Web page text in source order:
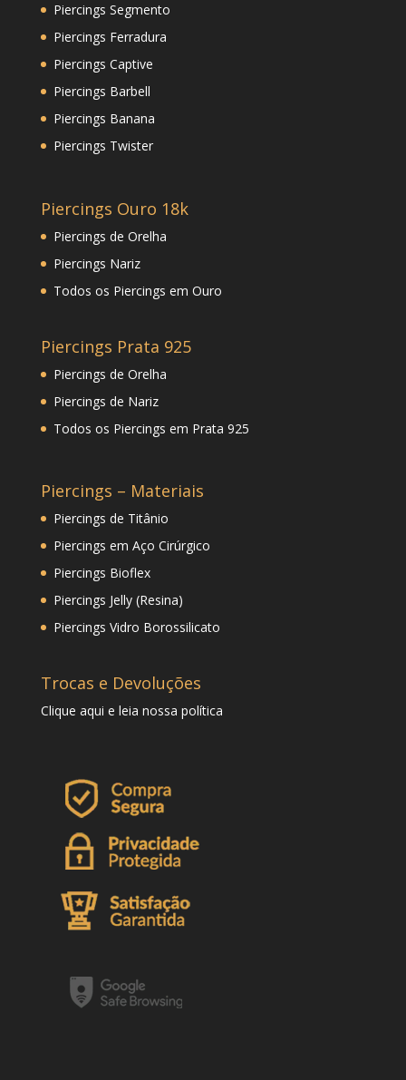
Piercings Segmento
Piercings Ferradura
Piercings Captive
Piercings Barbell
Piercings Banana
Piercings Twister
Piercings Ouro 18k
Piercings de Orelha
Piercings Nariz
Todos os Piercings em Ouro
Piercings Prata 925
Piercings de Orelha
Piercings de Nariz
Todos os Piercings em Prata 925
Piercings – Materiais
Piercings de Titânio
Piercings em Aço Cirúrgico
Piercings Bioflex
Piercings Jelly (Resina)
Piercings Vidro Borossilicato
Trocas e Devoluções
Clique aqui e leia nossa política